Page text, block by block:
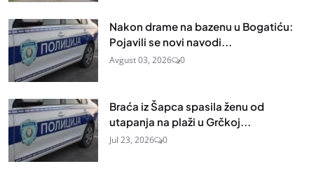
Nakon drame na bazenu u Bogatiću:
Pojavili se novi navodi...
Avgust 03, 2026 0
Braća iz Šapca spasila ženu od
utapanja na plaži u Grčkoj...
Jul 23, 2026 0